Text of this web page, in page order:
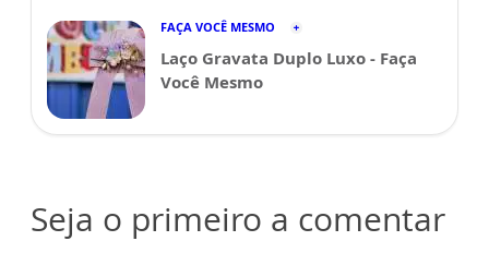
FAÇA VOCÊ MESMO
Laço Gravata Duplo Luxo - Faça
Você Mesmo
Seja o primeiro a comentar